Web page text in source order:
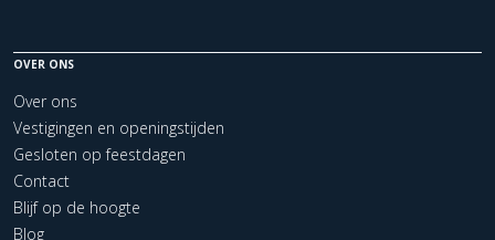
OVER ONS
Over ons
Vestigingen en openingstijden
Gesloten op feestdagen
Contact
Blijf op de hoogte
Blog